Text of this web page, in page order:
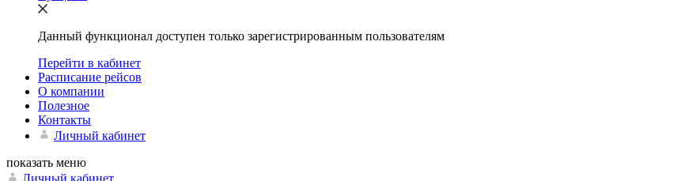
Данный функционал доступен только зарегистрированным пользователям
Перейти в кабинет
Расписание рейсов
О компании
Полезное
Контакты
Личный кабинет
показать меню
Личный кабинет